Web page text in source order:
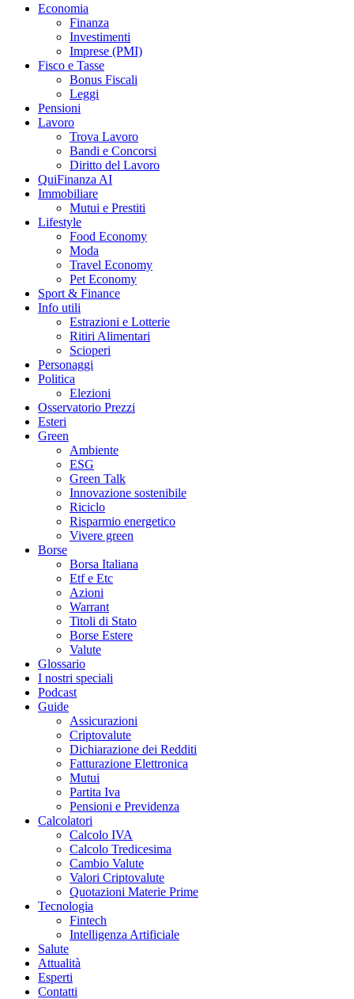
Economia
Finanza
Investimenti
Imprese (PMI)
Fisco e Tasse
Bonus Fiscali
Leggi
Pensioni
Lavoro
Trova Lavoro
Bandi e Concorsi
Diritto del Lavoro
QuiFinanza AI
Immobiliare
Mutui e Prestiti
Lifestyle
Food Economy
Moda
Travel Economy
Pet Economy
Sport & Finance
Info utili
Estrazioni e Lotterie
Ritiri Alimentari
Scioperi
Personaggi
Politica
Elezioni
Osservatorio Prezzi
Esteri
Green
Ambiente
ESG
Green Talk
Innovazione sostenibile
Riciclo
Risparmio energetico
Vivere green
Borse
Borsa Italiana
Etf e Etc
Azioni
Warrant
Titoli di Stato
Borse Estere
Valute
Glossario
I nostri speciali
Podcast
Guide
Assicurazioni
Criptovalute
Dichiarazione dei Redditi
Fatturazione Elettronica
Mutui
Partita Iva
Pensioni e Previdenza
Calcolatori
Calcolo IVA
Calcolo Tredicesima
Cambio Valute
Valori Criptovalute
Quotazioni Materie Prime
Tecnologia
Fintech
Intelligenza Artificiale
Salute
Attualità
Esperti
Contatti